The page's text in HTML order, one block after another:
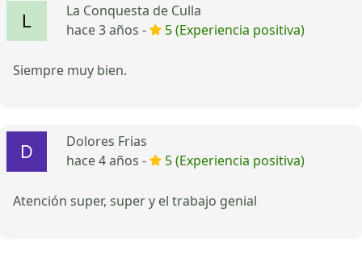
La Conquesta de Culla
hace 3 años -
5 (Experiencia positiva)
Siempre muy bien.
Dolores Frias
hace 4 años -
5 (Experiencia positiva)
Atención super, super y el trabajo genial